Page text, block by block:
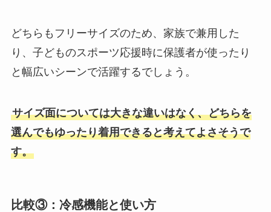
どちらもフリーサイズのため、家族で兼用した
り、子どものスポーツ応援時に保護者が使ったり
と幅広いシーンで活躍するでしょう。
サイズ面については大きな違いはなく、どちらを
選んでもゆったり着用できると考えてよさそうで
す。
比較③：冷感機能と使い方